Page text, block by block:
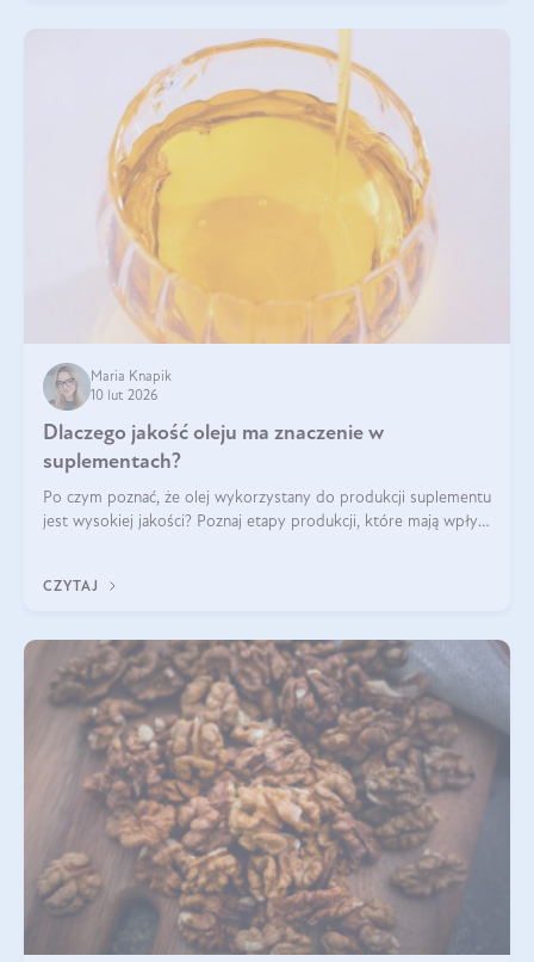
Maria Knapik
10 lut 2026
Dlaczego jakość oleju ma znaczenie w
suplementach?
Po czym poznać, że olej wykorzystany do produkcji suplementu
jest wysokiej jakości? Poznaj etapy produkcji, które mają wpływ
CZYTAJ